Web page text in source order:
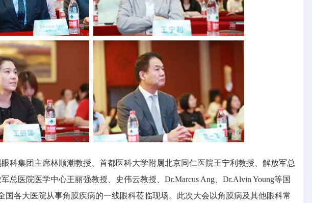
集团主席林顺潮教授、首都医科大学附属北京同仁医院王宁利教授、解放军总
总医院医学中心王丽强教授、史伟云教授、Dr.Marcus Ang、Dr.Alvin Young等国
国各大医院从事角膜疾病的一线眼科莅临现场。此次大会以角膜病及其他眼科常